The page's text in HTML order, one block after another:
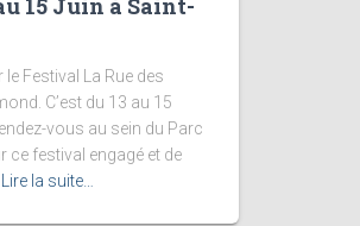
15 Juin à Saint-
Festival La Rue des
C’est du 13 au 15
vous au sein du Parc
ce festival engagé et de
Lire la suite…